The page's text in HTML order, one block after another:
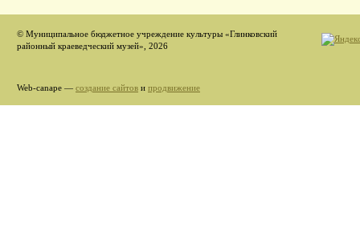
© Муниципальное бюджетное учреждение культуры «Глинковский
районный краеведческий музей», 2026
Web-canape — создание сайтов и продвижение